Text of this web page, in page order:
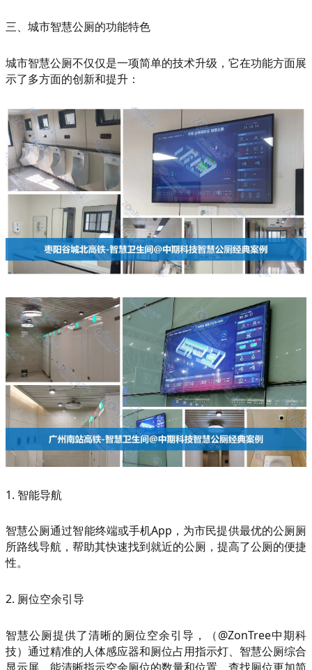
三、城市智慧公厕的功能特色
城市智慧公厕不仅仅是一项简单的技术升级，它在功能方面展
示了多方面的创新和提升：
1. 智能导航
智慧公厕通过智能终端或手机App，为市民提供最优的公厕厕
所路线导航，帮助其快速找到就近的公厕，提高了公厕的便捷
性。
2. 厕位空余引导
智慧公厕提供了清晰的厕位空余引导，（@ZonTree中期科
技）通过精准的人体感应器和厕位占用指示灯、智慧公厕综合